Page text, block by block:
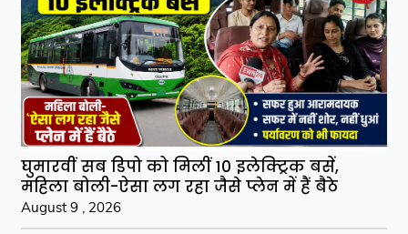
घुमारवीं सब डिपो को मिलीं 10 इलेक्ट्रिक बसें,
महिला बोली-ऐसा लग रहा जैसे प्लेन में हैं बैठे
August 9 , 2026